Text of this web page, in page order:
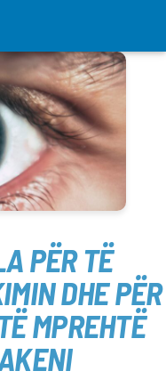
PËR TË
DHE PËR
MPREHTË